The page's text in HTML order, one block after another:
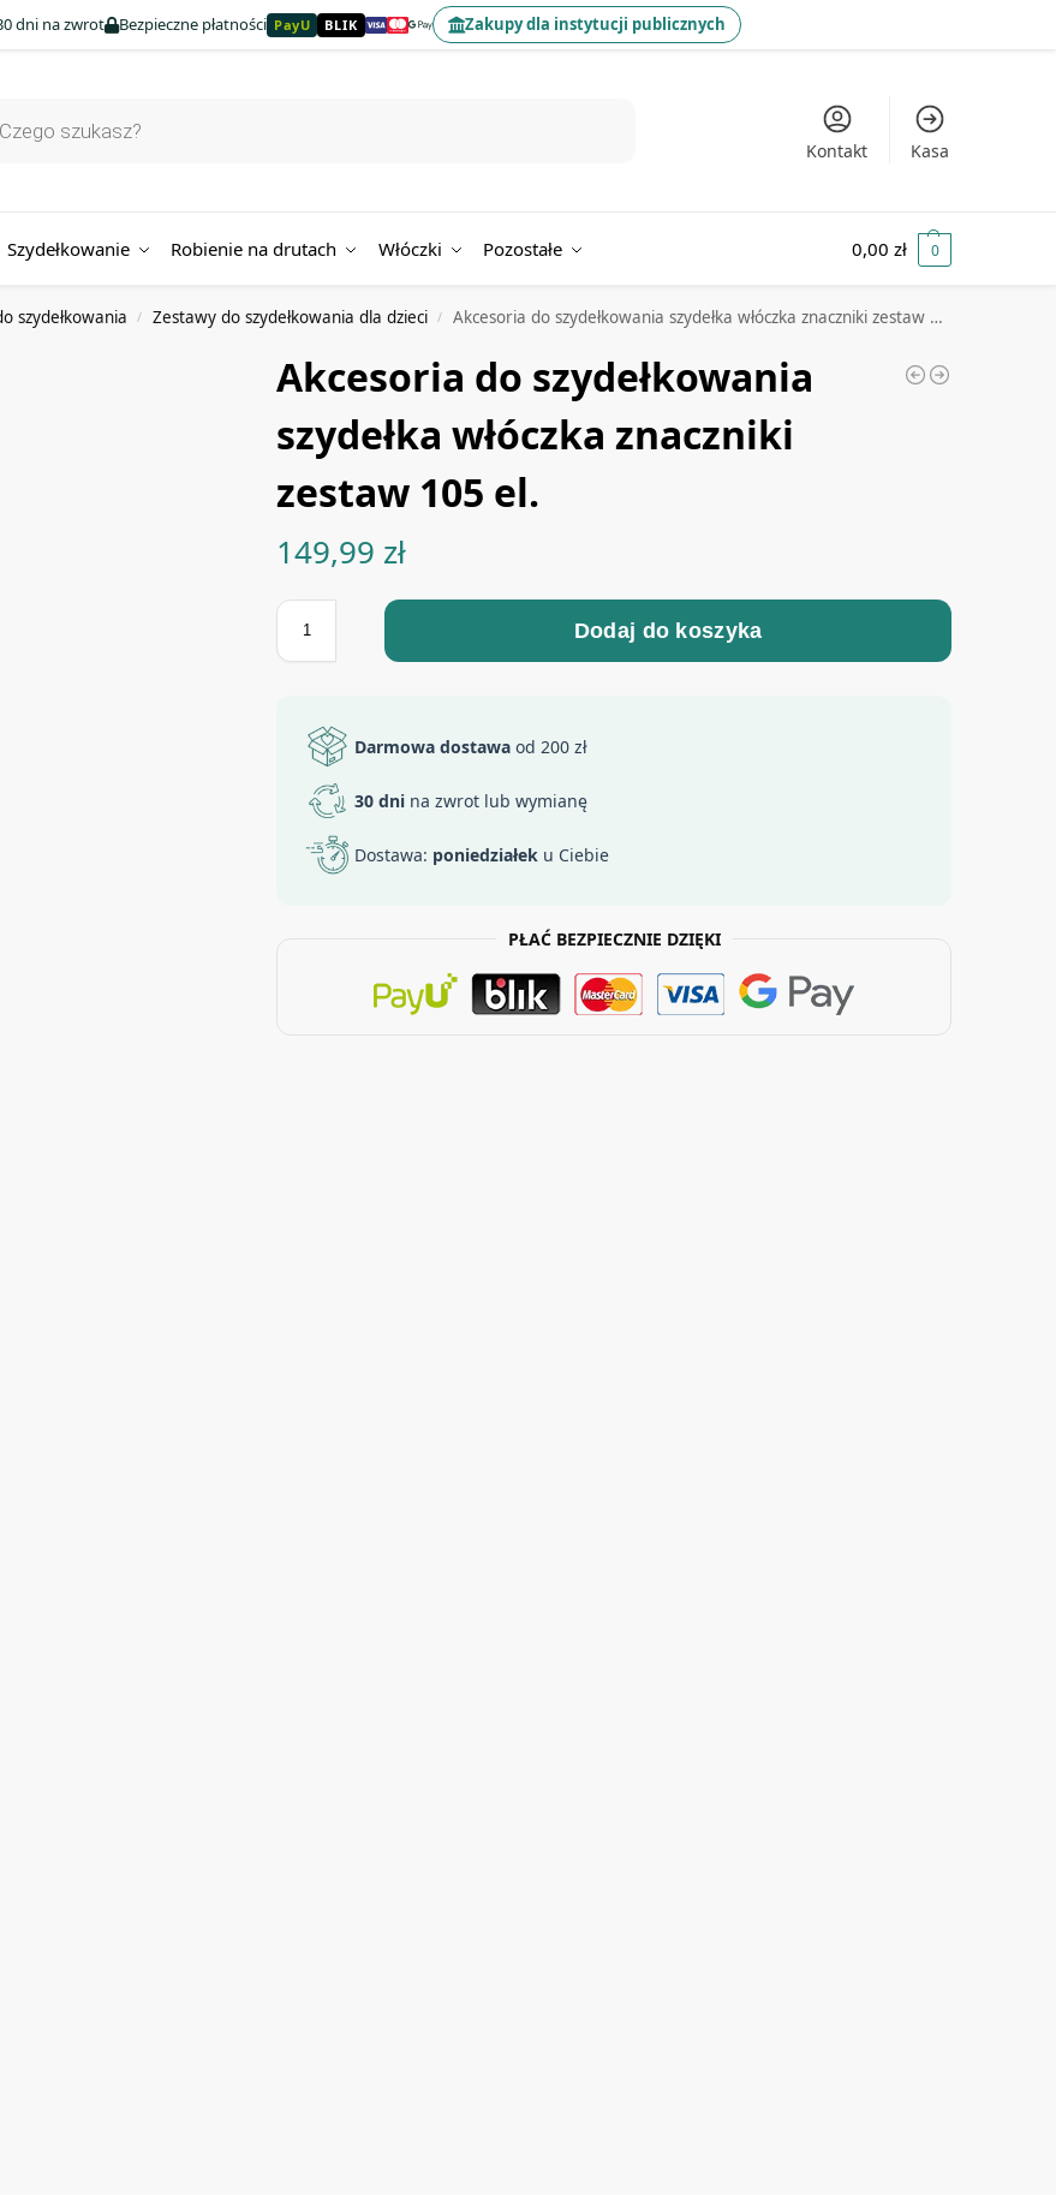
dni na zwrot Bezpieczne płatności PayU BLIK Zakupy dla instytucji publicznych
Kontakt Kasa
Szydełkowanie Robienie na drutach Włóczki Pozostałe 0,00 zł 0
szydełkowania / Zestawy do szydełkowania dla dzieci / Akcesoria do szydełkowania szydełka włóczka znaczniki zestaw 105 el.
Akcesoria do szydełkowania
szydełka włóczka znaczniki
zestaw 105 el.
149,99 zł
Dodaj do koszyka
Darmowa dostawa od 200 zł
30 dni na zwrot lub wymianę
Dostawa: poniedziałek u Ciebie
PŁAĆ BEZPIECZNIE DZIĘKI